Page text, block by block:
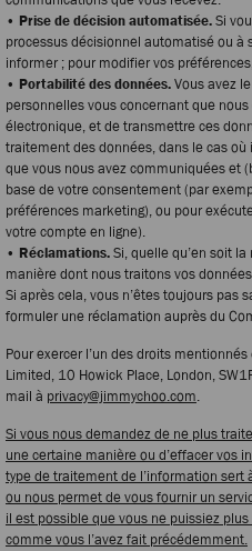
• Prise de décision automatisée.Si
processus décisionnel automatisé ou à
informer ; pour modifier vos
• Portabilité des données.Vous avez
personnelles vous concernant que
électronique, et de transmettre ces
traitement des données, dans le cas où
que vous nous avez communiquées et
base de votre consentement (par
préférences marketing), ou pour
votre compte en ligne).
• Réclamations.Si, quelle qu’en soit
manière dont nous traitons vos
Si après cela, vous n’êtes toujours pas
formuler une réclamation auprès du
Pour exercer l’un des droits
Limited, 10 Howick Place, London,
mail à privacy@jimmychoo.com.
Si vous nous demandez de ne plus
une certaine manière ou d’effacer vos
type de traitement de l’information
ou nous permet de vous fournir un
il est possible que vous ne puissiez
comme vous l’avez fait précédemment.